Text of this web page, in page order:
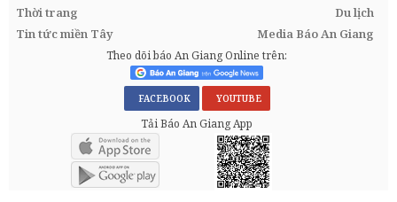
Thời trang
Du lịch
Tin tức miền Tây
Media Báo An Giang
Theo dõi báo An Giang Online trên:
FACEBOOK YOUTUBE
Tải Báo An Giang App